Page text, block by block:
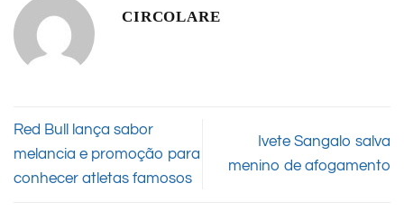
CIRCOLARE
Red Bull lança sabor
melancia e promoção para
conhecer atletas famosos
Ivete Sangalo salva
menino de afogamento